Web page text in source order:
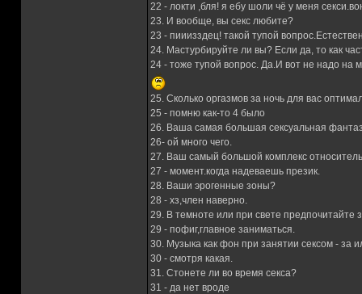
22 - локти ,бля! я ебу шоли чё у меня
23. И вообще, вы секс любите?
23 - пииизздец! такой тупой
24. Мастурбируйте ли вы? Если да, то как
24 - тоже тупой вопрос. Да.И вот не надо на
25. Сколько оргазмов за ночь для вас
25 - помню как-то 4 было
26. Ваша самая большая сексуальная
26- ой много чего.
27. Ваш самый большой комплекс
27 - момент.когда надеваешь презик.
28. Ваши эрогенные зоны?
28 - хз,член наверно.
29. В темноте или при свете предпочитайте
29 - пофиг,главное заниматься.
30. Музыка как фон при занятии сексом - за
30 - смотря какая.
31. Стонете ли во время секса?
31 - да нет вроде